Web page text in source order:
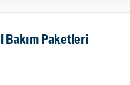
Bakım Paketleri